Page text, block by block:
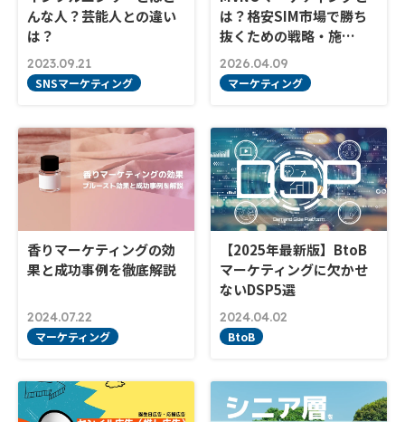
んな人？芸能人との違い
は？
2023.09.21
SNSマーケティング
は？格安SIM市場で勝ち
抜くための戦略・施…
2026.04.09
マーケティング
香りマーケティングの効
果と成功事例を徹底解説
2024.07.22
マーケティング
【2025年最新版】BtoB
マーケティングに欠かせ
ないDSP5選
2024.04.02
BtoB